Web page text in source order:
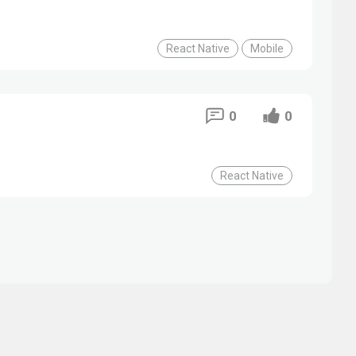
React Native Mobile
React Native
0 0